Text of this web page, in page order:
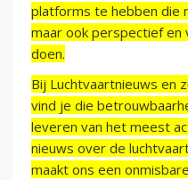
platforms te hebben die
maar ook perspectief en
doen.
Bij Luchtvaartnieuws en
vind je die
leveren van het meest
nieuws over de
maakt ons een